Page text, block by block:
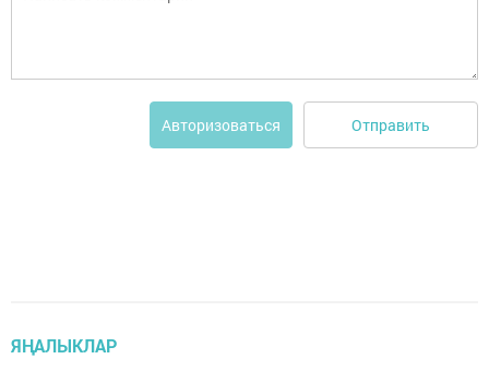
Авторизоваться Отправить
ЯҢАЛЫКЛАР